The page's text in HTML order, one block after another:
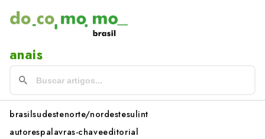
anais
brasilsudestenorte/nordestesulint
autorespalavras-chaveeditorial